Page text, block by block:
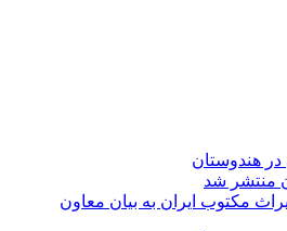
مکتوب ایران به بیان معاون